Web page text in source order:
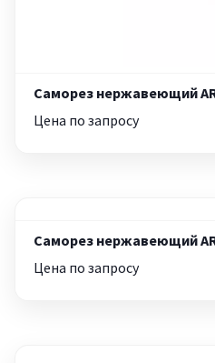
Саморез нержавеющий
Цена по запросу
Саморез нержавеющий
Цена по запросу